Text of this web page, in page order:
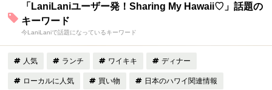
「LaniLaniユーザー発！Sharing My Hawaii♡」話題の
キーワード
今LaniLaniで話題になっているキーワード
人気 ランチ ワイキキ ディナー
ローカルに人気 買い物 日本のハワイ関連情報